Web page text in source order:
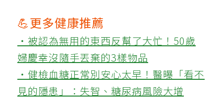
💪更多健康推薦
‧被認為無用的東西反幫了大忙！50歲
婦慶幸沒隨手丟棄的3樣物品
‧健檢血糖正常別安心太早！醫曝「看不
見的隱患」：失智、糖尿病風險大增